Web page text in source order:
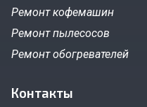
Ремонт кофемашин
Ремонт пылесосов
Ремонт обогревателей
Контакты